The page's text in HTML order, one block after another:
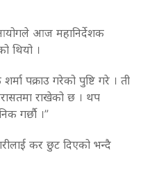
आज महानिर्देशक
थियो ।
पक्राउ गरेको पुष्टि गरे । ती
राखेको छ । थप
गर्छौ ।”
कर छुट दिएको भन्दै